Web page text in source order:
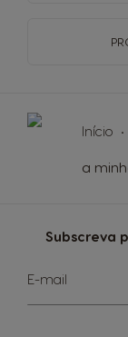
Início
a
Subscreva
Subscreva
a
nossa
E-mail